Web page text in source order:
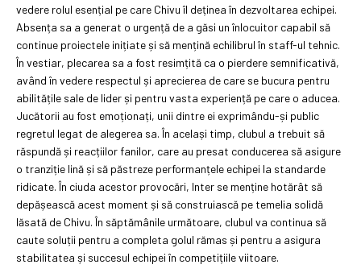
vedere rolul esențial pe care Chivu îl deținea în dezvoltarea echipei.
Absența sa a generat o urgență de a găsi un înlocuitor capabil să
continue proiectele inițiate și să mențină echilibrul în staff-ul tehnic.
În vestiar, plecarea sa a fost resimțită ca o pierdere semnificativă,
având în vedere respectul și aprecierea de care se bucura pentru
abilitățile sale de lider și pentru vasta experiență pe care o aducea.
Jucătorii au fost emoționați, unii dintre ei exprimându-și public
regretul legat de alegerea sa. În același timp, clubul a trebuit să
răspundă și reacțiilor fanilor, care au presat conducerea să asigure
o tranziție lină și să păstreze performanțele echipei la standarde
ridicate. În ciuda acestor provocări, Inter se menține hotărât să
depășească acest moment și să construiască pe temelia solidă
lăsată de Chivu. În săptămânile următoare, clubul va continua să
caute soluții pentru a completa golul rămas și pentru a asigura
stabilitatea și succesul echipei în competițiile viitoare.